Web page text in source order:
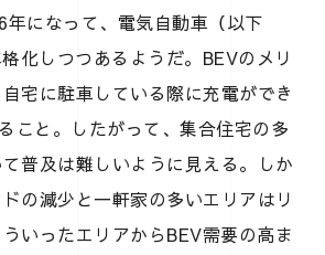
年になって、電気自動車（以下
化しつつあるようだ。BEVのメリ
宅に駐車している際に充電ができ
こと。したがって、集合住宅の多
普及は難しいように見える。しか
の減少と一軒家の多いエリアはリ
いったエリアからBEV需要の高ま